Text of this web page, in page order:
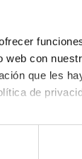
web con
que les